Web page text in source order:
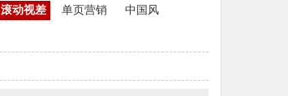
滚动视差 单页营销 中国风